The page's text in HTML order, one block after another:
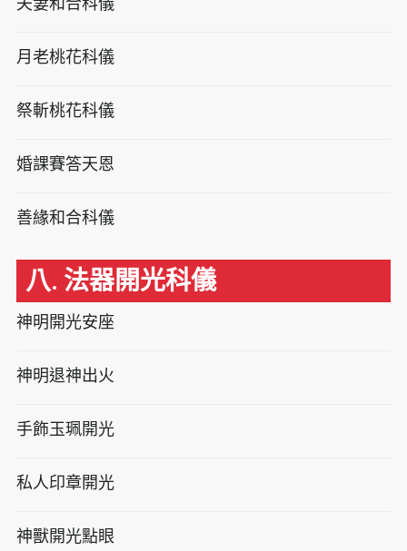
月老桃花科儀
祭斬桃花科儀
婚課賽答天恩
善緣和合科儀
八. 法器開光科儀
神明開光安座
神明退神出火
手飾玉珮開光
私人印章開光
神獸開光點眼